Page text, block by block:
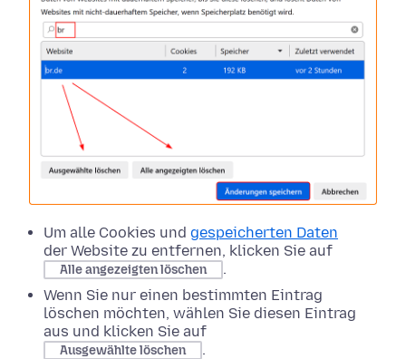
Um alle Cookies und gespeicherten Daten
der Website zu entfernen, klicken Sie auf
Alle angezeigten löschen
.
Wenn Sie nur einen bestimmten Eintrag
löschen möchten, wählen Sie diesen Eintrag
aus und klicken Sie auf
Ausgewählte löschen
.